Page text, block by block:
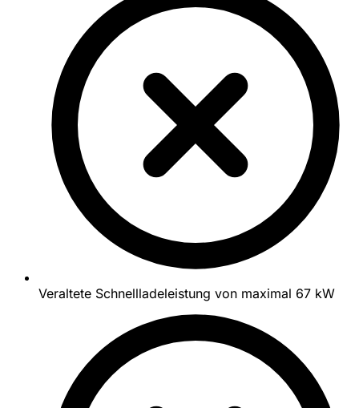
Veraltete Schnellladeleistung von maximal 67 kW